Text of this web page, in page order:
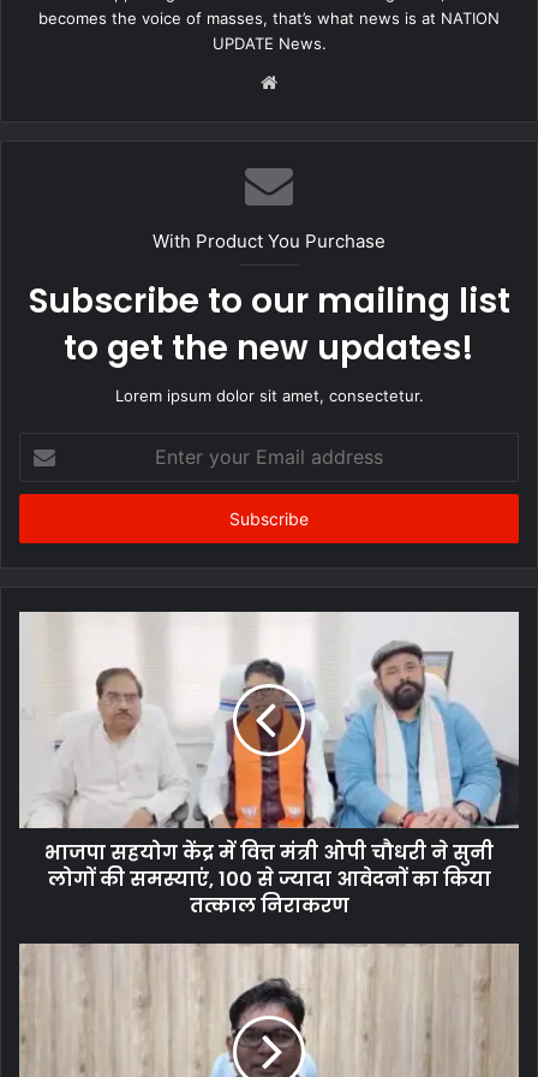
किया गया यह विधेयक, उच्च शिक्षा के पूरे ढांचे को पुनर्गठित करने की बात करता
becomes the voice of masses, that’s what news is at NATION
UPDATE News.
Website
With Product You Purchase
Subscribe to our mailing list
to get the new updates!
Lorem ipsum dolor sit amet, consectetur.
your
Email
भाजपा सहयोग केंद्र में वित्त मंत्री ओपी चौधरी ने सुनी
लोगों की समस्याएं, 100 से ज्यादा आवेदनों का किया
तत्काल निराकरण